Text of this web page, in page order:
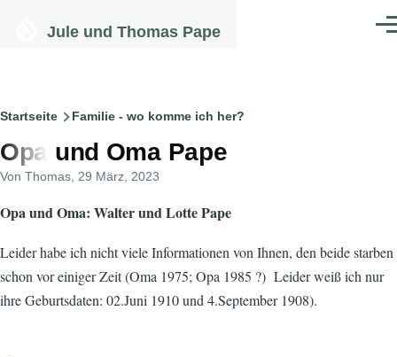
Jule und Thomas Pape
Pfadnavigation
Startseite Familie - wo komme ich her?
Opa und Oma Pape
Von Thomas , 29 März, 2023
Opa und Oma: Walter und Lotte Pape
Leider habe ich nicht viele Informationen von Ihnen, den beide starben
schon vor einiger Zeit (Oma 1975; Opa 1985 ?) Leider weiß ich nur
ihre Geburtsdaten: 02.Juni 1910 und 4.September 1908).